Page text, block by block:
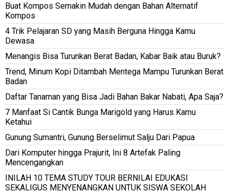
Buat Kompos Semakin Mudah dengan Bahan Alternatif
Kompos
4 Trik Pelajaran SD yang Masih Berguna Hingga Kamu
Dewasa
Menangis Bisa Turunkan Berat Badan, Kabar Baik atau Buruk?
Trend, Minum Kopi Ditambah Mentega Mampu Turunkan Berat
Badan
Daftar Tanaman yang Bisa Jadi Bahan Bakar Nabati, Apa Saja?
7 Manfaat Si Cantik Bunga Marigold yang Harus Kamu
Ketahui
Gunung Sumantri, Gunung Berselimut Salju Dari Papua
Dari Komputer hingga Prajurit, Ini 8 Artefak Paling
Mencengangkan
INILAH 10 TEMA STUDY TOUR BERNILAI EDUKASI
SEKALIGUS MENYENANGKAN UNTUK SISWA SEKOLAH